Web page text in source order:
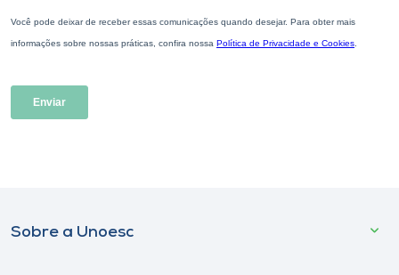
Sobre a Unoesc